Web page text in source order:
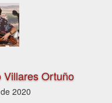
Villares Ortuño
2020